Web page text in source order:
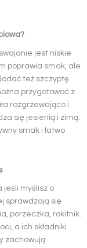
jest niskie
poprawia smak, ale
też szczyptę
przygotować z
rozgrzewająco i
się jesienią i zimą.
smak i łatwo
jeśli myślisz o
sprawdzają się
porzeczka, rokitnik.
a ich składniki
zachowują